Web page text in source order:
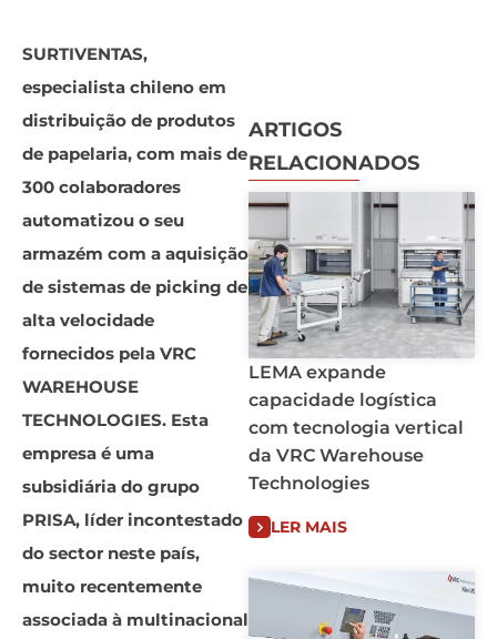
SURTIVENTAS,
especialista chileno em
distribuição de produtos
de papelaria, com mais de
300 colaboradores
automatizou o seu
armazém com a aquisição
de sistemas de picking de
alta velocidade
fornecidos pela VRC
WAREHOUSE
TECHNOLOGIES. Esta
empresa é uma
subsidiária do grupo
PRISA, líder incontestado
do sector neste país,
muito recentemente
associada à multinacional
ARTIGOS
RELACIONADOS
LEMA expande
capacidade logística
com tecnologia vertical
da VRC Warehouse
Technologies
LER MAIS